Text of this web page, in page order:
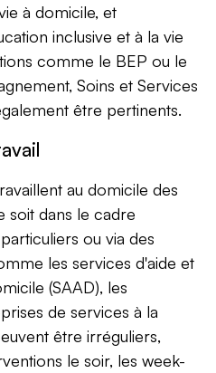
à domicile, et
inclusive et à la vie
comme le BEP ou le
Soins et Services
être pertinents.
au domicile des
soit dans le cadre
ou via des
les services d'aide et
(SAAD), les
de services à la
être irréguliers,
le soir, les week-